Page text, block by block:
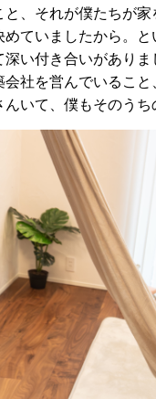
と、それが僕たちが
めていましたから。
い付き合いがありま
会社を営んでいるこ
いて、僕もそのうち